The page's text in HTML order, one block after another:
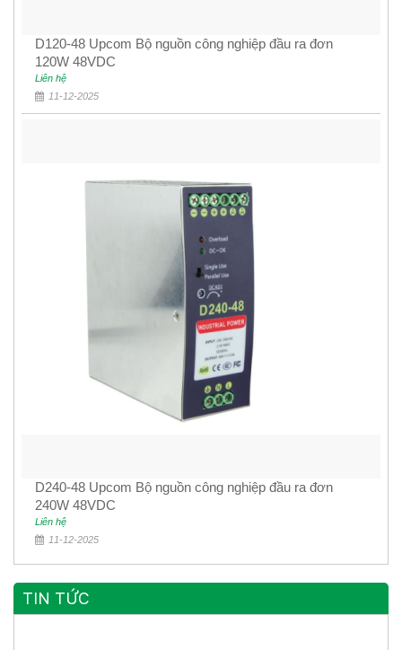
D120-48 Upcom Bộ nguồn công nghiệp đầu ra đơn
120W 48VDC
Liên hệ
11-12-2025
D240-48 Upcom Bộ nguồn công nghiệp đầu ra đơn
240W 48VDC
Liên hệ
11-12-2025
TIN TỨC